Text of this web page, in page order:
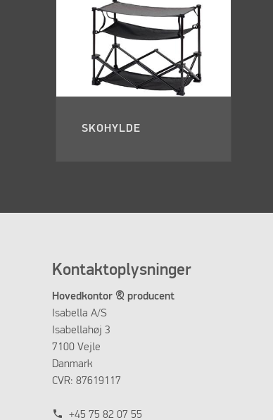
SKOHYLDE
Kontaktoplysninger
Hovedkontor & producent
Isabella A/S
Isabellahøj 3
7100 Vejle
Danmark
CVR: 87619117
phone +45 75 82 07 55